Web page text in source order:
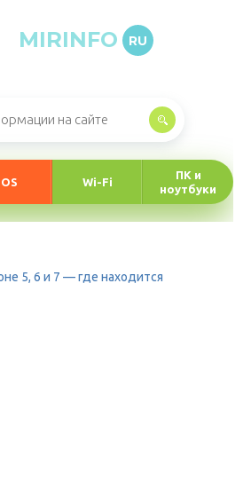
MIRINFO RU
Wi-Fi
ПК и
ноутбуки
5, 6 и 7 — где находится